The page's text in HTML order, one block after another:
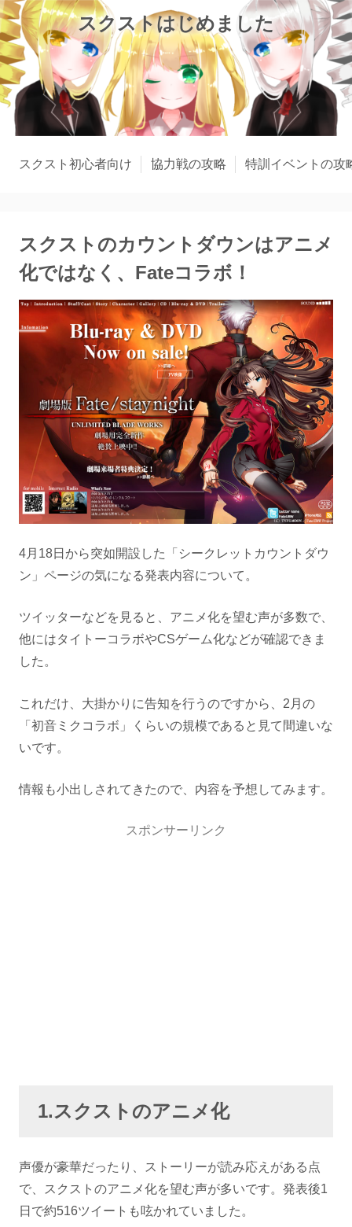
スクストはじめました
スクスト初心者向け 協力戦の攻略 特訓イベントの攻
スクストのカウントダウンはアニメ
化ではなく、Fateコラボ！
4月18日から突如開設した「シークレットカウントダウ
ン」ページの気になる発表内容について。
ツイッターなどを見ると、アニメ化を望む声が多数で、
他にはタイトーコラボやCSゲーム化などが確認できま
した。
これだけ、大掛かりに告知を行うのですから、2月の
「初音ミクコラボ」くらいの規模であると見て間違いな
いです。
情報も小出しされてきたので、内容を予想してみます。
スポンサーリンク
1.スクストのアニメ化
声優が豪華だったり、ストーリーが読み応えがある点
で、スクストのアニメ化を望む声が多いです。発表後1
日で約516ツイートも呟かれていました。